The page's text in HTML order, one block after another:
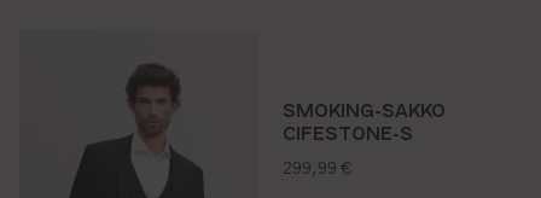
SMOKING-SAKKO
CIFESTONE-S
regulärer preis:
299,99 €